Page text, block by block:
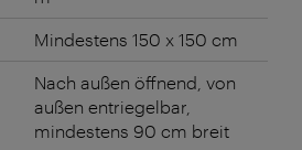
Mindestens 150 x 150 cm
Nach außen öffnend, von
außen entriegelbar,
mindestens 90 cm breit